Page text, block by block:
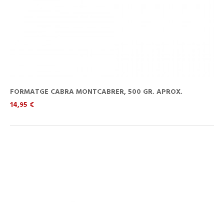
FORMATGE CABRA MONTCABRER, 500 GR. APROX.
Preu
14,95 €